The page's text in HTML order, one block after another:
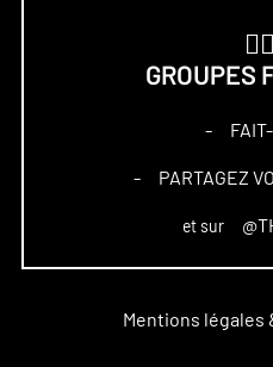
GROUPES
–
– PARTAGEZ
et sur
Mentions